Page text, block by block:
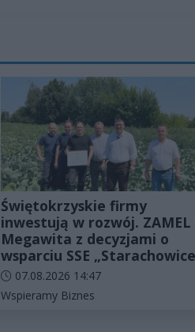
Świętokrzyskie firmy
inwestują w rozwój. ZAMEL
Megawita z decyzjami o
wsparciu SSE
Data dodania artykułu:
07.08.2026 14:47
Kategorie artykułu:
Wspieramy Biznes